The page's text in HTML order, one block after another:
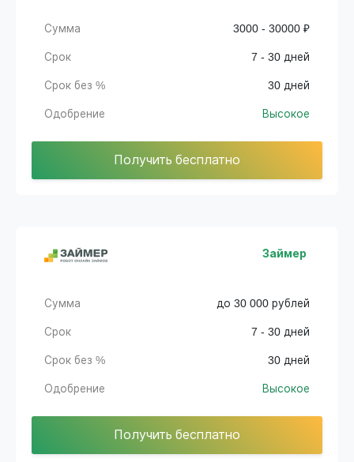
Сумма 3000 - 30000 ₽
Срок 7 - 30 дней
Срок без % 30 дней
Одобрение Высокое
Получить бесплатно
Займер
Сумма до 30 000 рублей
Срок 7 - 30 дней
Срок без % 30 дней
Одобрение Высокое
Получить бесплатно